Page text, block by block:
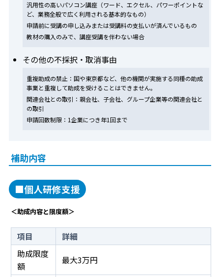
汎用性の高いパソコン講座（ワード、エクセル、パワーポイントな
ど、業務全般で広く利用される基本的なもの）
申請前に受講の申し込みまたは受講料の支払いが済んでいるもの
教材の購入のみで、講座受講を伴わない場合
その他の不採択・取消事由
重複助成の禁止：国や東京都など、他の機関が実施する同種の助成
事業と重複して助成を受けることはできません。
関連会社との取引：親会社、子会社、グループ企業等の関連会社と
の取引
申請回数制限：1企業につき年1回まで
補助内容
■個人研修支援
＜助成内容と限度額＞
項目
詳細
助成限度
額
最大3万円